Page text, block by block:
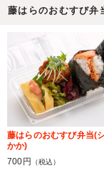
藤はらのおむすび弁
藤はらのおむすび弁当(
かか)
700円
（税込）